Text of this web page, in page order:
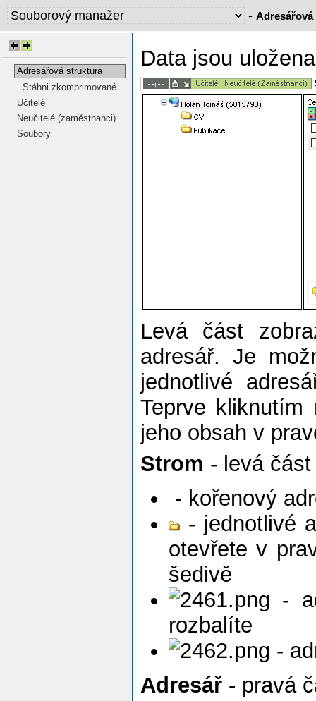
-
Adresářová struktura
Stáhni zkomprimované
Učitelé
Neučitelé (zaměstnanci)
Soubory
Data jsou
Levá část
adresář. Je
jednotlivé
Teprve
jeho obsah v
Strom - levá část
- kořenový
- jednotlivé
otevřete v
šedivě
-
rozbalíte
-
Adresář - pravá